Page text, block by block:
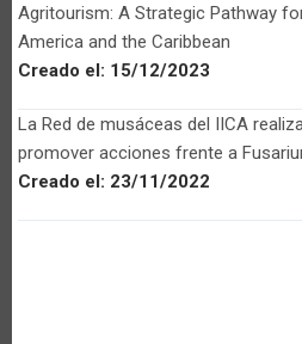
Agritourism: A Strategic Pathway
America and the Caribbean
Creado el: 15/12/2023
La Red de musáceas del IICA
promover acciones frente a
Creado el: 23/11/2022